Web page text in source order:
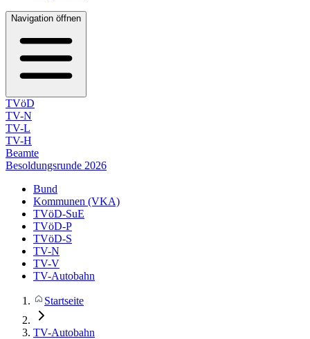
Navigation öffnen
TVöD
TV-N
TV-L
TV-H
Beamte
Besoldungsrunde 2026
Bund
Kommunen (VKA)
TVöD-SuE
TVöD-P
TVöD-S
TV-N
TV-V
TV-Autobahn
Startseite
TV-Autobahn